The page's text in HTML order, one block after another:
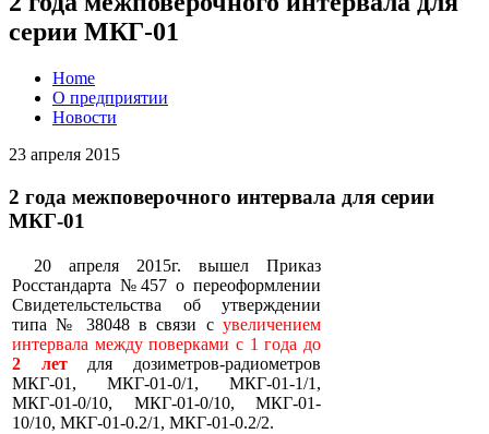
серии МКГ-01
Home
О предприятии
Новости
23 апреля 2015
2 года межповерочного интервала для серии
МКГ-01
20 апреля 2015г. вышел Приказ
Росстандарта №457 о переоформлении
Свидетельстельства об утверждении
типа № 38048 в связи с увеличением
интервала между поверками с 1 года до
2 лет
для дозиметров-радиометров
МКГ-01, МКГ-01-0/1, МКГ-01-1/1,
МКГ-01-0/10, МКГ-01-0/10, МКГ-01-
10/10, МКГ-01-0.2/1, МКГ-01-0.2/2.